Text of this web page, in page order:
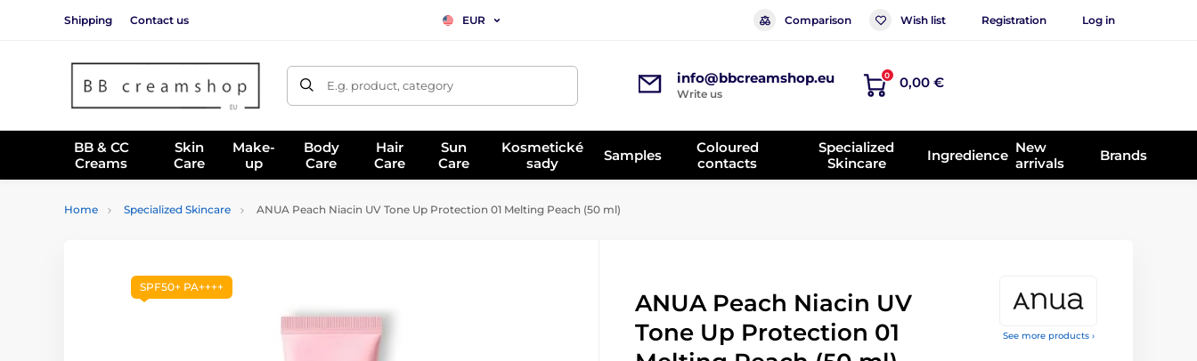
Shipping Contact us EUR Comparison Wish list Registration Log in
E.g. product, category info@bbcreamshop.eu
Write us
0 0,00 €
BB & CC
Creams
Skin
Care
Make-
up
Body
Care
Hair
Care
Sun
Care
Kosmetické
sady
Samples
Coloured
contacts
Specialized
Skincare
Ingredience New
arrivals
Brands
Home Specialized Skincare ANUA Peach Niacin UV Tone Up Protection 01 Melting Peach (50 ml)
See more products ›
SPF50+ PA++++
ANUA Peach Niacin UV
Tone Up Protection 01